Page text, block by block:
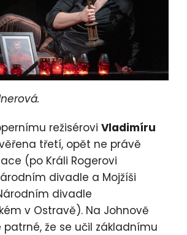
režisérovi Vladimíru
třetí, opět ne právě
(po Králi Rogerovi
divadle a Mojžíši
divadle
v Ostravě). Na Johnově
že se učil základnímu